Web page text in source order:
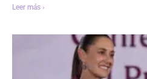
Leer más ›